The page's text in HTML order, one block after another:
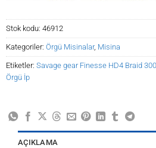
Stok kodu: 46912
Kategoriler: Örgü Misinalar, Misina
Etiketler: Savage gear Finesse HD4 Braid
Örgü İp
AÇIKLAMA